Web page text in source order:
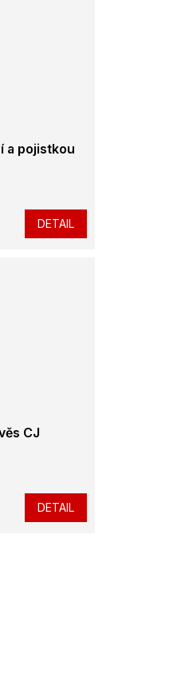
a pojistkou
DETAIL
CJ
DETAIL